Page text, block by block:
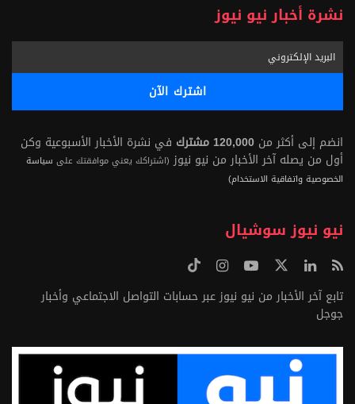
نشرة أخبار نيو نيوز
انضم إلى أكثر من 120,000 مشترك
في نشرة الأخبار الأسبوعية وكن
أول من يصله آخر الأخبار من نيو نيوز (اشتراكك يعني موافقتك على سياسة
الخصوصية واتفاقية الاستخدام)
نيو نيوز سوشيال
تابع آخر الأخبار من نيو نيوز عبر حسابات التواصل الاجتماعي وأخبار
جوجل